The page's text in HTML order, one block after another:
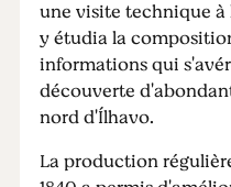
une visite technique à
y étudia la
informations qui
découverte
nord d'Ílhavo.
La production